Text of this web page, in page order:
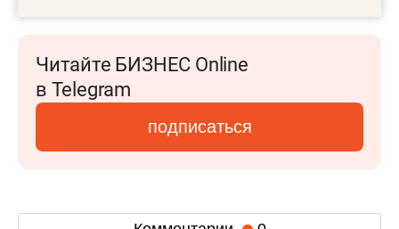
Читайте БИЗНЕС Online
в Telegram
подписаться